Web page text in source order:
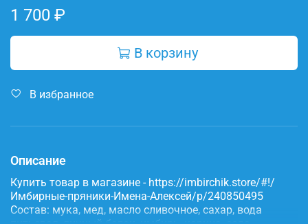
1 700 ₽
В корзину
В избранное
Описание
Купить товар в магазине - https://imbirchik.store/#!/
Имбирные-пряники-Имена-Алексей/p/240850495
Состав: мука, мед, масло сливочное, сахар, вода